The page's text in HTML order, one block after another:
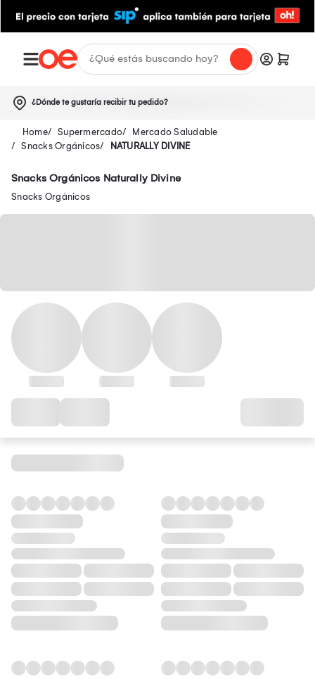
¿Dónde te gustaría recibir tu pedido?
Supermercado
Mercado Saludable
Snacks Orgánicos
NATURALLY DIVINE
Snacks Orgánicos Naturally Divine
Snacks Orgánicos